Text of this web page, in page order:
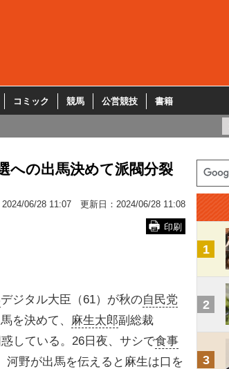
コミック 競馬 公営競技 書籍
への出馬決めて派閥分裂
2024/06/28 11:07 更新日： 2024/06/28 11:08
印刷
デジタル大臣（61）が秋の自民党
を決めて、 麻生太郎副総裁
惑している。26日夜、サシで食事
河野が出馬を伝えると麻生は口を
1
2
3